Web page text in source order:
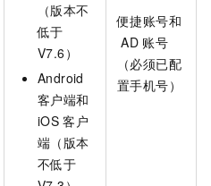
（版本不
低于
V7.6）
Android
客户端和
iOS 客户
端 （版本
不低于
便捷账号和
AD 账号
（必须已配
置手机号）